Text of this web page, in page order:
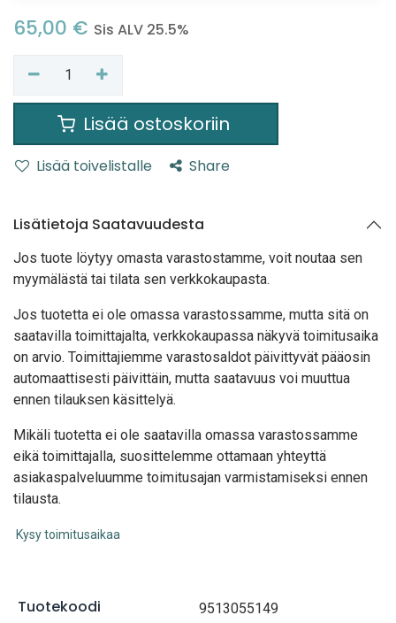
65,00 € Sis ALV 25.5%
Lisää ostoskoriin
Lisää toivelistalle Share
Lisätietoja Saatavuudesta
Jos tuote löytyy omasta varastostamme, voit noutaa sen
myymälästä tai tilata sen verkkokaupasta.
Jos tuotetta ei ole omassa varastossamme, mutta sitä on
saatavilla toimittajalta, verkkokaupassa näkyvä toimitusaika
on arvio. Toimittajiemme varastosaldot päivittyvät pääosin
automaattisesti päivittäin, mutta saatavuus voi muuttua
ennen tilauksen käsittelyä.
Mikäli tuotetta ei ole saatavilla omassa varastossamme
eikä toimittajalla, suosittelemme ottamaan yhteyttä
asiakaspalveluumme toimitusajan varmistamiseksi ennen
tilausta.
Kysy toimitusaikaa
Tuotekoodi 9513055149